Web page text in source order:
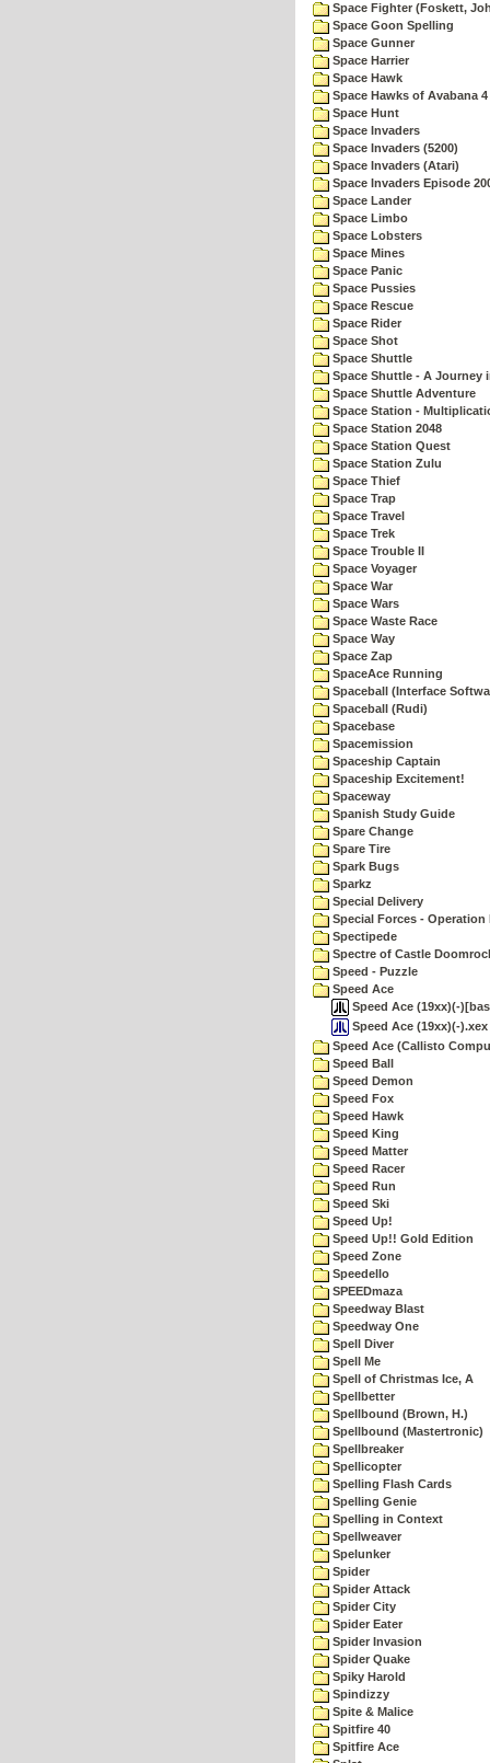
Space Fighter (Foskett,
Space Goon Spelling
Space Gunner
Space Harrier
Space Hawk
Space Hawks of Avabana 4
Space Hunt
Space Invaders
Space Invaders (5200)
Space Invaders (Atari)
Space Invaders Episode
Space Lander
Space Limbo
Space Lobsters
Space Mines
Space Panic
Space Pussies
Space Rescue
Space Rider
Space Shot
Space Shuttle
Space Shuttle - A Journey
Space Shuttle Adventure
Space Station -
Space Station 2048
Space Station Quest
Space Station Zulu
Space Thief
Space Trap
Space Travel
Space Trek
Space Trouble II
Space Voyager
Space War
Space Wars
Space Waste Race
Space Way
Space Zap
SpaceAce Running
Spaceball (Interface
Spaceball (Rudi)
Spacebase
Spacemission
Spaceship Captain
Spaceship Excitement!
Spaceway
Spanish Study Guide
Spare Change
Spare Tire
Spark Bugs
Sparkz
Special Delivery
Special Forces - Operation
Spectipede
Spectre of Castle
Speed - Puzzle
Speed Ace
Speed Ace (19xx)(-
Speed Ace (19xx)(-).xex
Speed Ace (Callisto
Speed Ball
Speed Demon
Speed Fox
Speed Hawk
Speed King
Speed Matter
Speed Racer
Speed Run
Speed Ski
Speed Up!
Speed Up!! Gold Edition
Speed Zone
Speedello
SPEEDmaza
Speedway Blast
Speedway One
Spell Diver
Spell Me
Spell of Christmas Ice, A
Spellbetter
Spellbound (Brown, H.)
Spellbound (Mastertronic)
Spellbreaker
Spellicopter
Spelling Flash Cards
Spelling Genie
Spelling in Context
Spellweaver
Spelunker
Spider
Spider Attack
Spider City
Spider Eater
Spider Invasion
Spider Quake
Spiky Harold
Spindizzy
Spite & Malice
Spitfire 40
Spitfire Ace